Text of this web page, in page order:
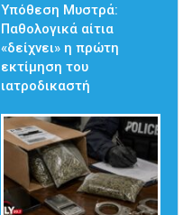
Υπόθεση Μυστρά:
Παθολογικά αίτια
«δείχνει» η πρώτη
εκτίμηση του
ιατροδικαστή